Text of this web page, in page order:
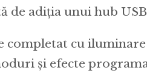
de adiția unui hub
completat cu
și efecte